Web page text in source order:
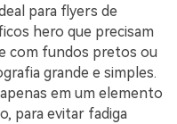
para flyers de
hero que precisam
com fundos pretos ou
grande e simples.
em um elemento
para evitar fadiga